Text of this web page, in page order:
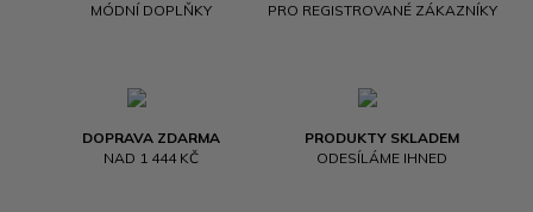
MÓDNÍ DOPLŇKY
PRO REGISTROVANÉ ZÁKAZNÍKY
DOPRAVA ZDARMA
NAD 1 444 KČ
PRODUKTY SKLADEM
ODESÍLÁME IHNED